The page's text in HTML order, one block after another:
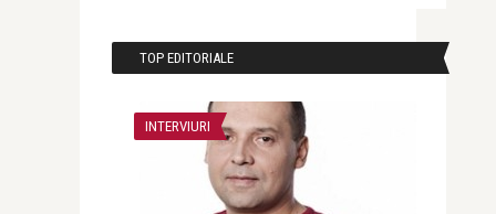
TOP EDITORIALE
INTERVIURI